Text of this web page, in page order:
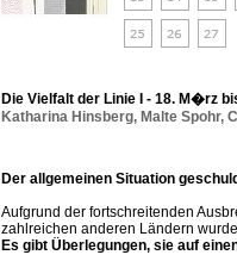
Die Vielfalt der Linie I - 18. M�rz
Katharina Hinsberg, Malte Spohr,
Der allgemeinen Situation
Aufgrund der fortschreitenden
zahlreichen anderen Ländern wurde
Es gibt Überlegungen, sie auf